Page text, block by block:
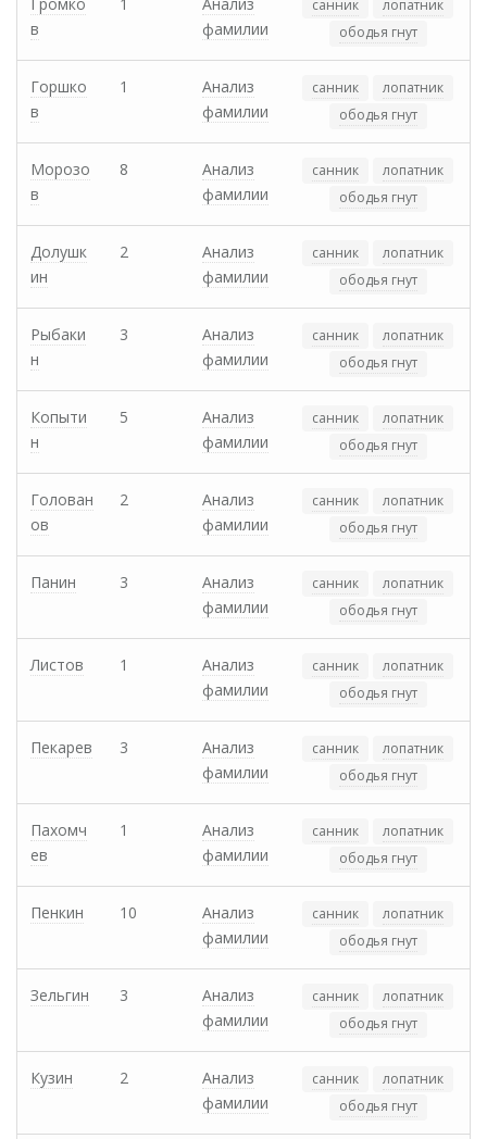
в
фамилии
санник
лопатник
ободья гнут
Горшко
в
1
Анализ
фамилии
санник
лопатник
ободья гнут
Морозо
в
8
Анализ
фамилии
санник
лопатник
ободья гнут
Долушк
ин
2
Анализ
фамилии
санник
лопатник
ободья гнут
Рыбаки
н
3
Анализ
фамилии
санник
лопатник
ободья гнут
Копыти
н
5
Анализ
фамилии
санник
лопатник
ободья гнут
Голован
ов
2
Анализ
фамилии
санник
лопатник
ободья гнут
Панин 3
Анализ
фамилии
санник
лопатник
ободья гнут
Листов 1
Анализ
фамилии
санник
лопатник
ободья гнут
Пекарев 3
Анализ
фамилии
санник
лопатник
ободья гнут
Пахомч
ев
1
Анализ
фамилии
санник
лопатник
ободья гнут
Пенкин 10
Анализ
фамилии
санник
лопатник
ободья гнут
Зельгин 3
Анализ
фамилии
санник
лопатник
ободья гнут
Кузин 2
Анализ
фамилии
санник
лопатник
ободья гнут